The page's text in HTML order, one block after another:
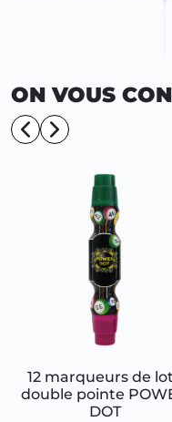
ON VOUS
12 marqueurs de
double pointe
DOT